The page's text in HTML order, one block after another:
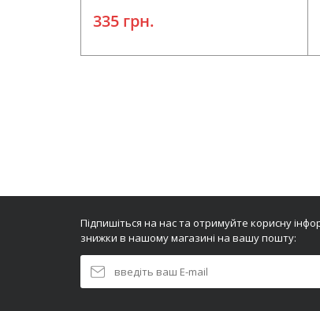
335 грн.
Підпишіться на нас та отримуйте корисну
знижки в нашому магазині на вашу пошту: